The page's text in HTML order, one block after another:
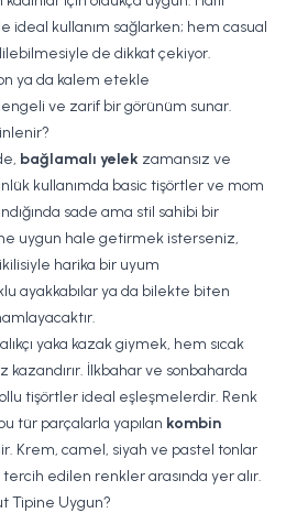
ideal kullanım sağlarken; hem casual
de dikkat çekiyor.
ya da kalem etekle
ve zarif bir görünüm sunar.
bağlamalı yelek zamansız ve
kullanımda basic tişörtler ve mom
sade ama stil sahibi bir
uygun hale getirmek isterseniz,
harika bir uyum
ayakkabılar ya da bilekte biten
yaka kazak giymek, hem sıcak
İlkbahar ve sonbaharda
tişörtler ideal eşleşmelerdir. Renk
tür parçalarla yapılan kombin
Krem, camel, siyah ve pastel tonlar
tercih edilen renkler arasında yer alır.
Tipine Uygun?